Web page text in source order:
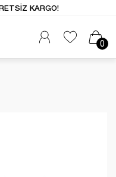
0
KARGO!